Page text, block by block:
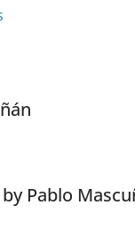
Pablo